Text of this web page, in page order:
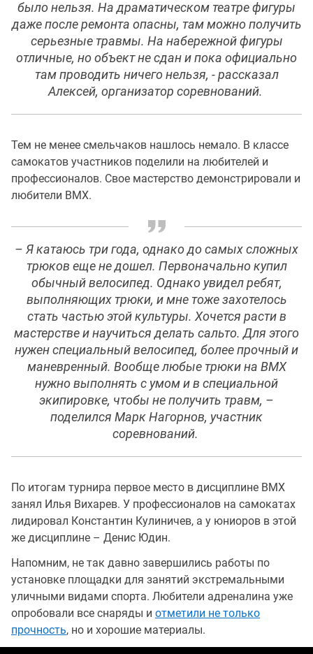
было нельзя. На драматическом театре фигуры
даже после ремонта опасны, там можно получить
серьезные травмы. На набережной фигуры
отличные, но объект не сдан и пока официально
там проводить ничего нельзя, - рассказал
Алексей, организатор соревнований.
Тем не менее смельчаков нашлось немало. В классе
самокатов участников поделили на любителей и
профессионалов. Свое мастерство демонстрировали и
любители ВМХ.
– Я катаюсь три года, однако до самых сложных
трюков еще не дошел. Первоначально купил
обычный велосипед. Однако увидел ребят,
выполняющих трюки, и мне тоже захотелось
стать частью этой культуры. Хочется расти в
мастерстве и научиться делать сальто. Для этого
нужен специальный велосипед, более прочный и
маневренный. Вообще любые трюки на ВМХ
нужно выполнять с умом и в специальной
экипировке, чтобы не получить травм, –
поделился Марк Нагорнов, участник
соревнований.
По итогам турнира первое место в дисциплине ВМХ
занял Илья Вихарев. У профессионалов на самокатах
лидировал Константин Кулиничев, а у юниоров в этой
же дисциплине – Денис Юдин.
Напомним, не так давно завершились работы по
установке площадки для занятий экстремальными
уличными видами спорта. Любители адреналина уже
опробовали все снаряды и отметили не только
прочность, но и хорошие материалы.